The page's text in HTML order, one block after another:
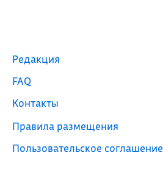
Редакция
FAQ
Контакты
Правила размещения
Пользовательское соглашение